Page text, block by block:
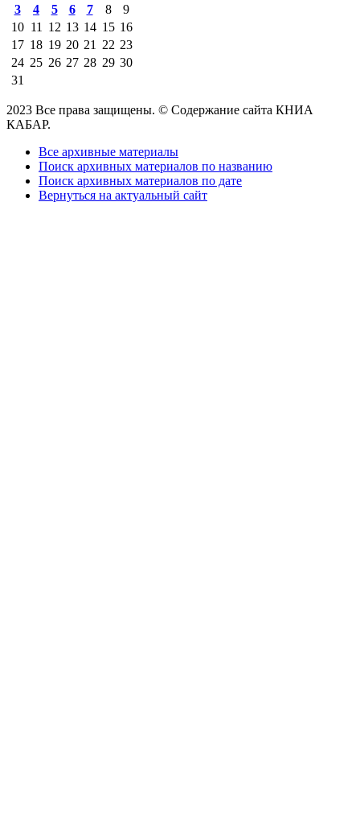
3
4 5 6 7 8
9
10 11 12 13 14 15 16
17 18 19 20 21 22 23
24 25 26 27 28 29 30
31
2023 Все права защищены. © Содержание сайта КНИА
КАБАР.
Все архивные материалы
Поиск архивных материалов по названию
Поиск архивных материалов по дате
Вернуться на актуальный сайт